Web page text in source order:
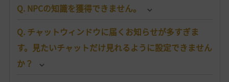
Q. NPCの知識を獲得できません。
Q. チャットウィンドウに届くお知らせが多すぎま
す。見たいチャットだけ見れるように設定できません
か？